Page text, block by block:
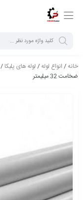
خانه/ انواع لوله/ لوله های پلیکا /
ضخامت 32 میلیمتر